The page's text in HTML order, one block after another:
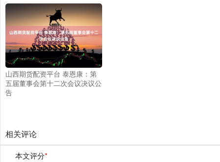
山西期货配资平台 泰恩康：第
五届董事会第十二次会议决议公
告
相关评论
本文评分*